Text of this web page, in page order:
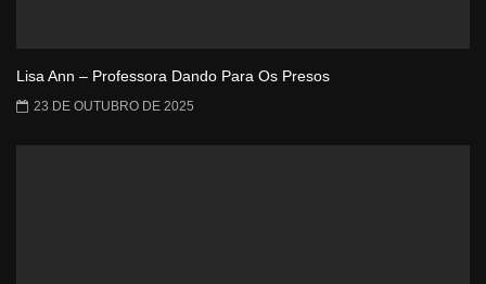
Lisa Ann – Professora Dando Para Os Presos
23 DE OUTUBRO DE 2025